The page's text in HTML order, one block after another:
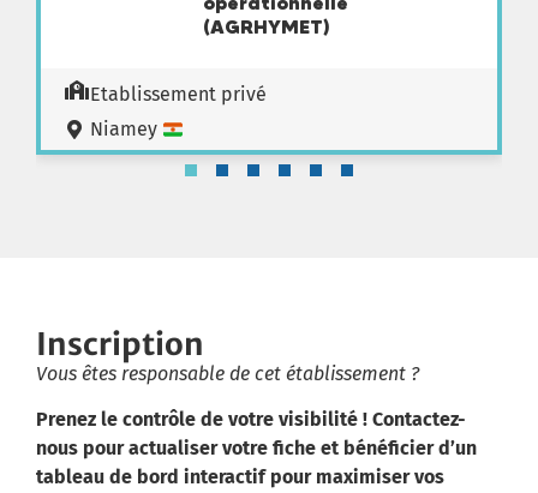
(AGRHYMET)
Etablissement privé
Niamey
Inscription
Vous êtes responsable de cet établissement ?
Prenez le contrôle de votre visibilité ! Contactez-
nous pour actualiser votre fiche et bénéficier d’un
tableau de bord interactif pour maximiser vos